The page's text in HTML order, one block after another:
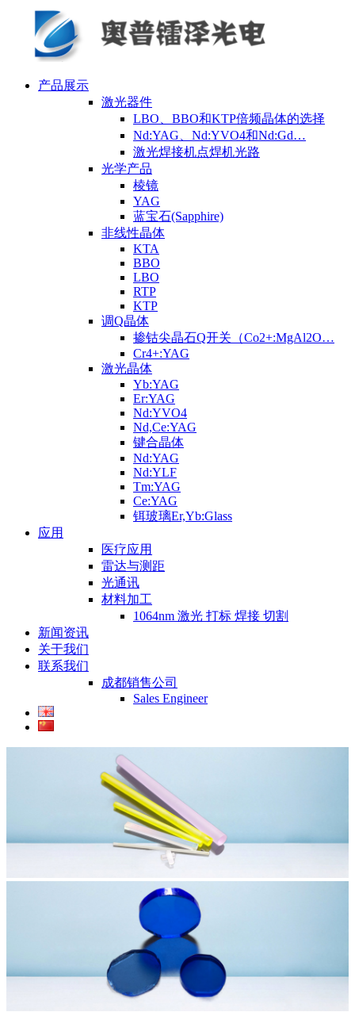
产品展示
激光器件
LBO、BBO和KTP倍频晶体的选择
Nd:YAG、Nd:YVO4和Nd:Gd…
激光焊接机点焊机光路
光学产品
棱镜
YAG
蓝宝石(Sapphire)
非线性晶体
KTA
BBO
LBO
RTP
KTP
调Q晶体
掺钴尖晶石Q开关（Co2+:MgAl2O…
Cr4+:YAG
激光晶体
Yb:YAG
Er:YAG
Nd:YVO4
Nd,Ce:YAG
键合晶体
Nd:YAG
Nd:YLF
Tm:YAG
Ce:YAG
铒玻璃Er,Yb:Glass
应用
医疗应用
雷达与测距
光通讯
材料加工
1064nm 激光 打标 焊接 切割
新闻资讯
关于我们
联系我们
成都销售公司
Sales Engineer